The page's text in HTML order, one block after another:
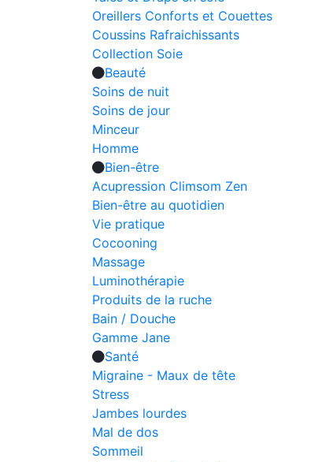
Oreillers Conforts et Couettes
Coussins Rafraichissants
Collection Soie
Beauté
Soins de nuit
Soins de jour
Minceur
Homme
Bien-être
Acupression Climsom Zen
Bien-être au quotidien
Vie pratique
Cocooning
Massage
Luminothérapie
Produits de la ruche
Bain / Douche
Gamme Jane
Santé
Migraine - Maux de tête
Stress
Jambes lourdes
Mal de dos
Sommeil